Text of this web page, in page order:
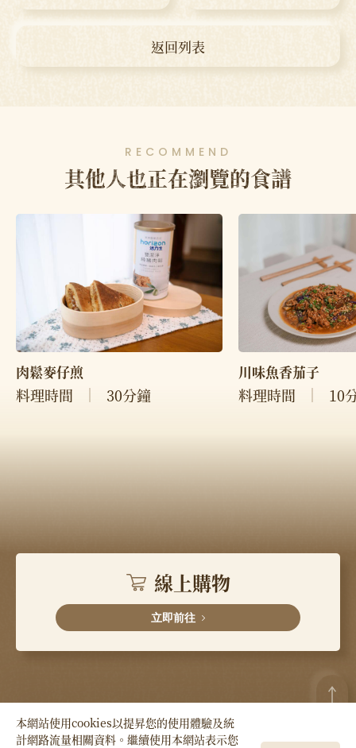
返回列表
RECOMMEND
其他人也正在瀏覽的食譜
肉鬆麥仔煎
料理時間 30分鐘
川味魚香茄子
料理時間 10
線上購物
立即前往
本網站使用cookies以提昇您的使用體驗及統
計網路流量相關資料。繼續使用本網站表示您